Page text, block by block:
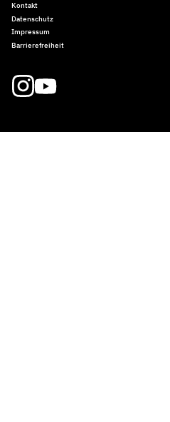
Kontakt
Datenschutz
Impressum
Barrierefreiheit